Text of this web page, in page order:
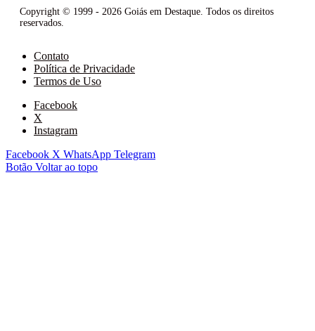
Copyright © 1999 - 2026 Goiás em Destaque. Todos os direitos
reservados.
Contato
Política de Privacidade
Termos de Uso
Facebook
X
Instagram
Facebook X WhatsApp Telegram
Botão Voltar ao topo